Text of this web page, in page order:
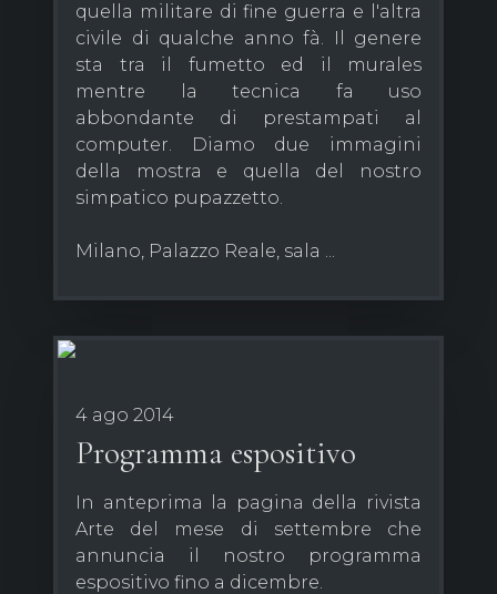
quella militare di fine guerra e l'altra
civile di qualche anno fà. Il genere
sta tra il fumetto ed il murales
mentre la tecnica fa uso
abbondante di prestampati al
computer. Diamo due immagini
della mostra e quella del nostro
simpatico pupazzetto.
Milano, Palazzo Reale, sala ...
4 ago 2014
Programma espositivo
In anteprima la pagina della rivista
Arte del mese di settembre che
annuncia il nostro programma
espositivo fino a dicembre.